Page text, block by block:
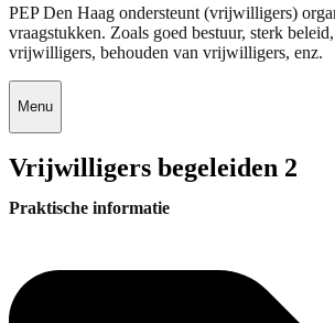
PEP Den Haag ondersteunt (vrijwilligers)
vraagstukken. Zoals goed bestuur, sterk
vrijwilligers, behouden van vrijwilligers, enz.
Menu
Vrijwilligers begeleiden 2
Praktische informatie